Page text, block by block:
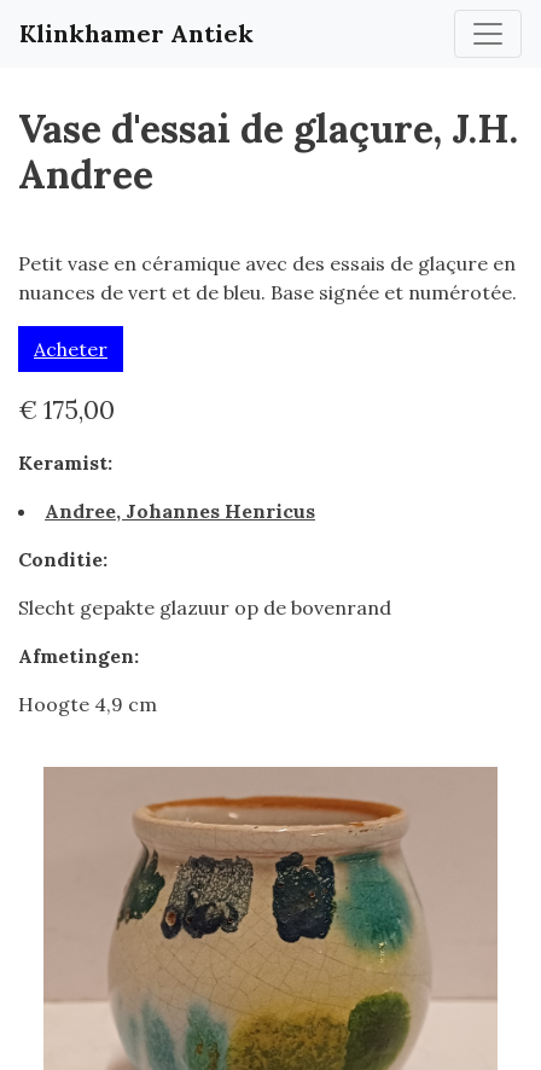
Klinkhamer Antiek
Vase d'essai de glaçure, J.H.
Andree
Petit vase en céramique avec des essais de glaçure en
nuances de vert et de bleu. Base signée et numérotée.
Acheter
€ 175,00
Keramist:
Andree, Johannes Henricus
Conditie:
Slecht gepakte glazuur op de bovenrand
Afmetingen:
Hoogte 4,9 cm